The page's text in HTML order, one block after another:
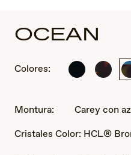
OCEAN
Colores:
Negro
Montura:
Carey con
Cristales Color: HCL®